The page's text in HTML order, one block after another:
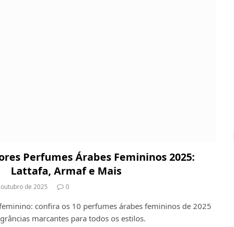
Perfumes Árabes Femininos 2025:
Lattafa, Armaf e Mais
de 2025 0
confira os 10 perfumes árabes femininos de 2025
marcantes para todos os estilos.